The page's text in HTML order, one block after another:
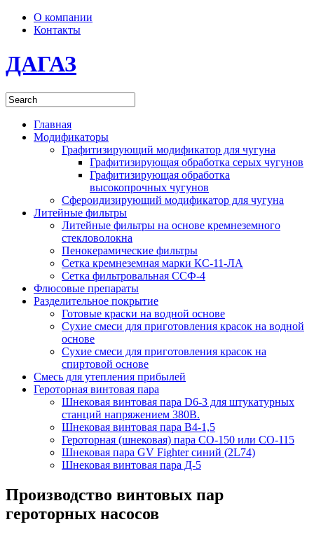
О компании
Контакты
ДАГАЗ
Главная
Модификаторы
Графитизирующий модификатор для чугуна
Графитизирующая обработка серых чугунов
Графитизирующая обработка
высокопрочных чугунов
Сфероидизирующий модификатор для чугуна
Литейные фильтры
Литейные фильтры на основе кремнеземного
стекловолокна
Пенокерамические фильтры
Сетка кремнеземная марки КС-11-ЛА
Сетка фильтровальная ССФ-4
Флюсовые препараты
Разделительное покрытие
Готовые краски на водной основе
Сухие смеси для приготовления красок на водной
основе
Сухие смеси для приготовления красок на
спиртовой основе
Смесь для утепления прибылей
Героторная винтовая пара
Шнековая винтовая пара D6-3 для штукатурных
станций напряжением 380В.
Шнековая винтовая пара В4-1,5
Героторная (шнековая) пара СО-150 или СО-115
Шнековая пара GV Fighter синий (2L74)
Шнековая винтовая пара Д-5
Производство винтовых пар
героторных насосов